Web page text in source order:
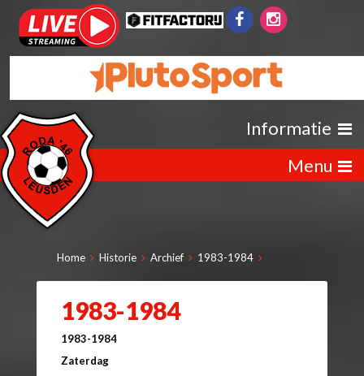
Informatie
Menu
Home Historie Archief 1983-1984
1983-1984
1983-1984
Zaterdag